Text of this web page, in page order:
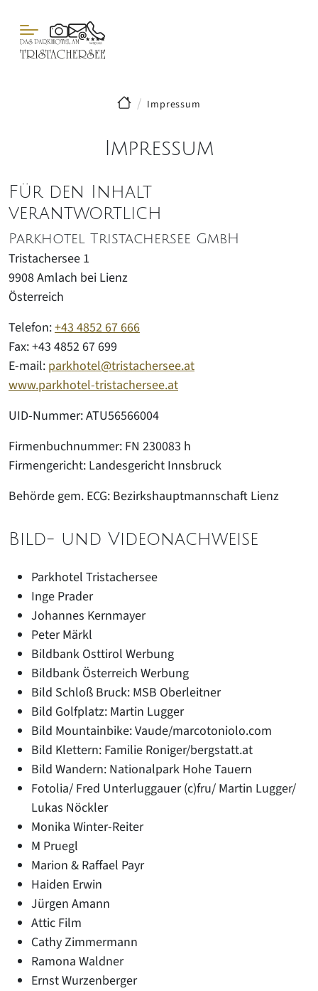
Impressum
Impressum
Für den Inhalt
verantwortlich
Parkhotel Tristachersee GmbH
Tristachersee 1
9908Amlach bei Lienz
Österreich
Telefon:+43 4852 67 666
Fax:+43 4852 67 699
E-mail: parkhotel@tristachersee.at
www.parkhotel-tristachersee.at
UID-Nummer: ATU56566004
Firmenbuchnummer: FN 230083 h
Firmengericht: Landesgericht Innsbruck
Behörde gem. ECG: Bezirkshauptmannschaft Lienz
Bild- und Videonachweise
Parkhotel Tristachersee
Inge Prader
Johannes Kernmayer
Peter Märkl
Bildbank Osttirol Werbung
Bildbank Österreich Werbung
Bild Schloß Bruck: MSB Oberleitner
Bild Golfplatz: Martin Lugger
Bild Mountainbike: Vaude/marcotoniolo.com
Bild Klettern: Familie Roniger/bergstatt.at
Bild Wandern: Nationalpark Hohe Tauern
Fotolia/ Fred Unterluggauer (c)fru/ Martin Lugger/
Lukas Nöckler
Monika Winter-Reiter
M Pruegl
Marion & Raffael Payr
Haiden Erwin
Jürgen Amann
Attic Film
Cathy Zimmermann
Ramona Waldner
Ernst Wurzenberger